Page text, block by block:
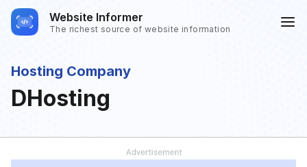
Website Informer
The richest source of website information
Hosting Company
DHosting